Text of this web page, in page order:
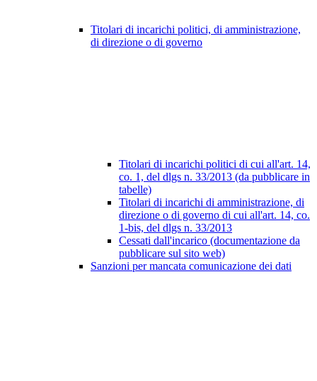
Titolari di incarichi politici, di amministrazione,
di direzione o di governo
Titolari di incarichi politici di cui all'art. 14,
co. 1, del dlgs n. 33/2013 (da pubblicare in
tabelle)
Titolari di incarichi di amministrazione, di
direzione o di governo di cui all'art. 14, co.
1-bis, del dlgs n. 33/2013
Cessati dall'incarico (documentazione da
pubblicare sul sito web)
Sanzioni per mancata comunicazione dei dati